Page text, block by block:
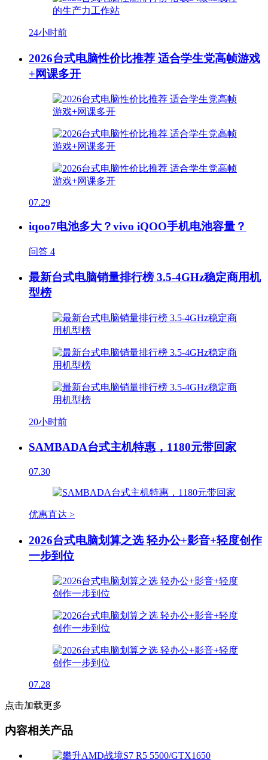
24小时前
2026台式电脑性价比推荐 适合学生党高帧游戏
+网课多开
07.29
iqoo7电池多大？vivo iQOO手机电池容量？
问答 4
最新台式电脑销量排行榜 3.5-4GHz稳定商用机
型榜
20小时前
SAMBADA台式主机特惠，1180元带回家
07.30
优惠直达 >
2026台式电脑划算之选 轻办公+影音+轻度创作
一步到位
07.28
点击加载更多
内容相关产品